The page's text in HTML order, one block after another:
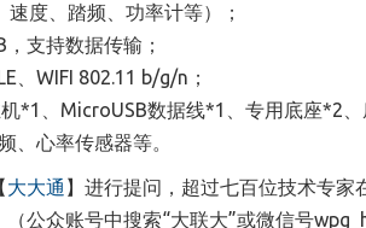
度、踏频、功率计等）
；
，支持数据传输 ；
、WIFI 802.11 b/g/n ；
*1、MicroUSB数据线*1、专用底座*2
、心率传感器等。
大大通 】 进行提问 ，超过七百位技术专
（公众账号中搜索“大联大”或微信号